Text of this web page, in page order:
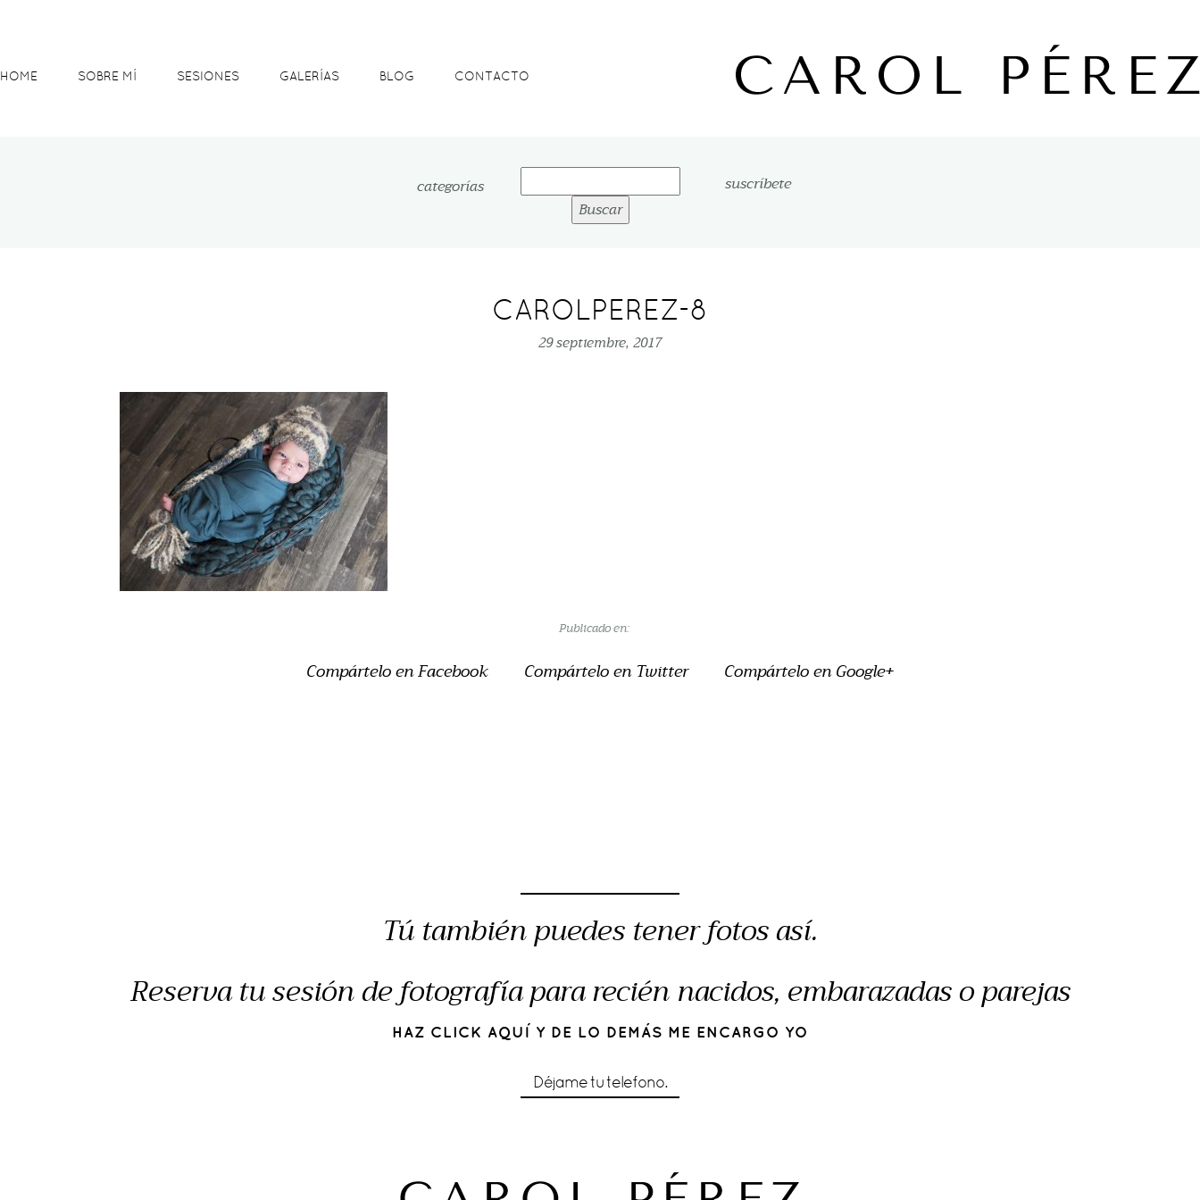
HOME SOBRE MÍ SESIONES GALERÍAS BLOG CONTACTO
categorías
Buscar: suscríbete
CAROLPEREZ-8
29 septiembre, 2017
Publicado en:
Compártelo en Facebook Compártelo en Twitter Compártelo en Google+
Tú también puedes tener fotos así.
Reserva tu sesión de fotografía para recién nacidos, embarazadas o parejas
HAZ CLICK AQUÍ Y DE LO DEMÁS ME ENCARGO YO
Déjame tu telefono.